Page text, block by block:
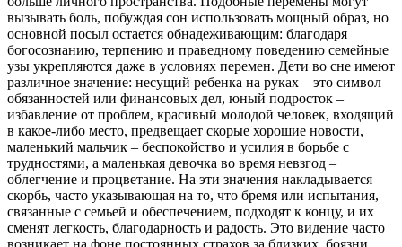
вызывать боль, побуждая сон использовать мощный образ, но
основной посыл остается обнадеживающим: благодаря
богосознанию, терпению и праведному поведению семейные
узы укрепляются даже в условиях перемен. Дети во сне имеют
различное значение: несущий ребенка на руках – это символ
обязанностей или финансовых дел, юный подросток –
избавление от проблем, красивый молодой человек, входящий
в какое-либо место, предвещает скорые хорошие новости,
маленький мальчик – беспокойство и усилия в борьбе с
трудностями, а маленькая девочка во время невзгод –
облегчение и процветание. На эти значения накладывается
скорбь, часто указывающая на то, что бремя или испытания,
связанные с семьей и обеспечением, подходят к концу, и их
сменят легкость, благодарность и радость. Это видение часто
возникает на фоне постоянных страхов за близких, боязни